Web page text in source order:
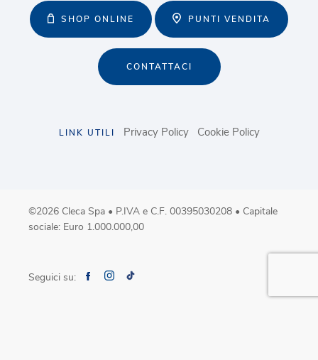
LINK UTILI Privacy Policy Cookie Policy
SHOP ONLINE PUNTI VENDITA
CONTATTACI
©2026 Cleca Spa • P.IVA e C.F. 00395030208 • Capitale
sociale: Euro 1.000.000,00
Seguici su: